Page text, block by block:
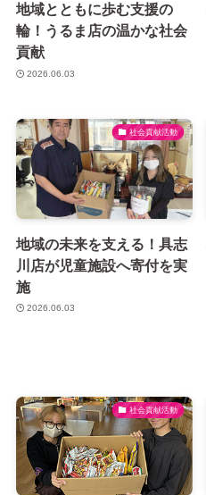
地域とともに歩む支援の
輪！うるま店の温かな社会
貢献
2026.06.03
社会貢献活動
地域の未来を支える！具志
川店が児童施設へ寄付を実
施
2026.06.03
社会貢献活動